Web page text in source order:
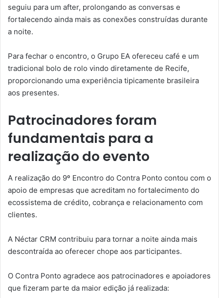
seguiu para um after, prolongando as conversas e
fortalecendo ainda mais as conexões construídas durante
a noite.
Para fechar o encontro, o Grupo EA ofereceu café e um
tradicional bolo de rolo vindo diretamente de Recife,
proporcionando uma experiência tipicamente brasileira
aos presentes.
Patrocinadores foram
fundamentais para a
realização do evento
A realização do 9º Encontro do Contra Ponto contou com o
apoio de empresas que acreditam no fortalecimento do
ecossistema de crédito, cobrança e relacionamento com
clientes.
A Néctar CRM contribuiu para tornar a noite ainda mais
descontraída ao oferecer chope aos participantes.
O Contra Ponto agradece aos patrocinadores e apoiadores
que fizeram parte da maior edição já realizada: